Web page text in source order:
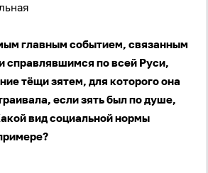
главным событием, связанным
справлявшимся по всей Руси,
тёщи зятем, для которого она
если зять был по душе,
вид социальной нормы